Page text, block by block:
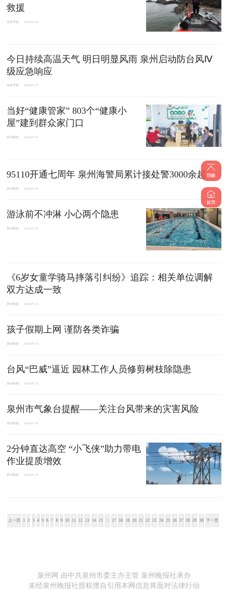
救援
东南早报 2026-07-10
今日持续高温天气 明日明显风雨 泉州启动防台风Ⅳ
级应急响应
东南早报 2026-07-10
当好“健康管家” 803个“健康小
屋”建到群众家门口
泉州晚报 2026-07-10
95110开通七周年 泉州海警局累计接处警3000余起
泉州晚报 2026-07-10
游泳前不冲淋 小心两个隐患
泉州晚报 2026-07-10
《6岁女童学骑马摔落引纠纷》追踪：相关单位调解
双方达成一致
泉州晚报 2026-07-10
孩子假期上网 谨防各类诈骗
泉州晚报 2026-07-10
台风“巴威”逼近 园林工作人员修剪树枝除隐患
泉州晚报 2026-07-10
泉州市气象台提醒——关注台风带来的灾害风险
泉州晚报 2026-07-10
2分钟直达高空 “小飞侠”助力带电
作业提质增效
泉州晚报 2026-07-10
上一页 1 2 3 4 5 6 7 8 9 10 11 12 13 14 15 16 17 18 19 20 21 22 23 24 25 26 27 28 29 30 下一页
泉州网 由中共泉州市委主办主管 泉州晚报社承办
未经泉州晚报社授权擅自引用本网信息将面对法律行动